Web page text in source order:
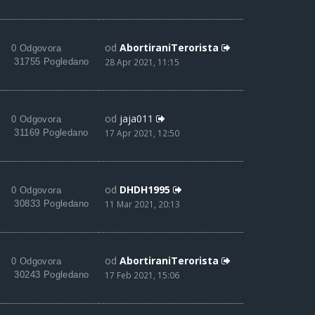
0 Odgovora
31755 Pogledano
od AbortiraniTerorista
28 Apr 2021, 11:15
0 Odgovora
31169 Pogledano
od jaja011
17 Apr 2021, 12:50
0 Odgovora
30833 Pogledano
od DHDH1995
11 Mar 2021, 20:13
0 Odgovora
30243 Pogledano
od AbortiraniTerorista
17 Feb 2021, 15:06